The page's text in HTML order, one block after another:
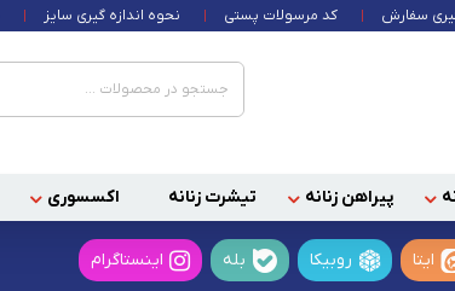
سفارش کد مرسولات پستی نحوه اندازه گیری سایز
پیراهن زنانه تیشرت زنانه اکسسوری
ایتا روبیکا بله اینستاگرام